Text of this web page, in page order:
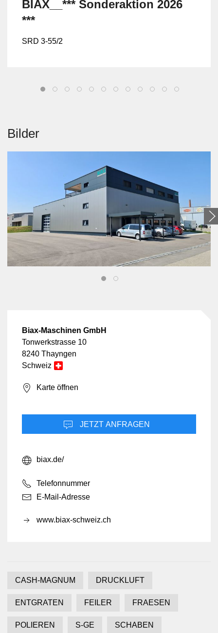
BIAX__*** Sonderaktion 2026
***
SRD 3-55/2
Bilder
Biax-Maschinen GmbH
Tonwerkstrasse 10
8240 Thayngen
Schweiz
Karte öffnen
JETZT ANFRAGEN
biax.de/
Telefonnummer
E-Mail-Adresse
www.biax-schweiz.ch
CASH-MAGNUM DRUCKLUFT
ENTGRATEN FEILER FRAESEN
POLIEREN S-GE SCHABEN